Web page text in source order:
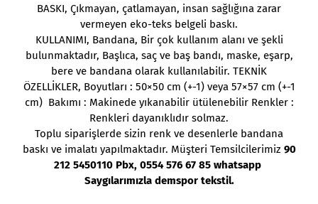
BASKI, Çıkmayan, çatlamayan, insan sağlığına zarar
vermeyen eko-teks belgeli baskı.
KULLANIMI, Bandana, Bir çok kullanım alanı ve şekli
bulunmaktadır, Başlıca, saç ve baş bandı, maske, eşarp,
bere ve bandana olarak kullanılabilir. TEKNİK
ÖZELLİKLER, Boyutları : 50×50 cm (+-1) veya 57×57 cm (+-1
cm) Bakımı : Makinede yıkanabilir ütülenebilir Renkler :
Renkleri dayanıklıdır solmaz.
Toplu siparişlerde sizin renk ve desenlerle bandana
baskı ve imalatı yapılmaktadır. Müşteri Temsilcilerimiz 90
212 5450110 Pbx, 0554 576 67 85 whatsapp
Saygılarımızla demspor tekstil.